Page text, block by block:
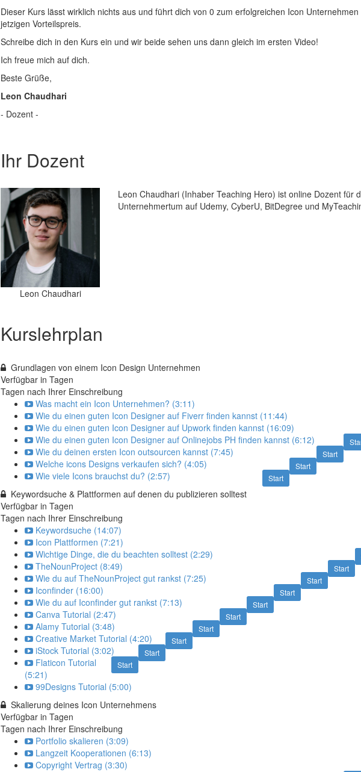
Dieser Kurs lässt wirklich nichts aus und führt dich von 0 zum erfolgreichen Icon
jetzigen Vorteilspreis.
Schreibe dich in den Kurs ein und wir beide sehen uns dann gleich im ersten Video!
Ich freue mich auf dich.
Beste Grüße,
Leon Chaudhari
- Dozent -
Ihr Dozent
Leon Chaudhari
Leon Chaudhari (Inhaber Teaching Hero) ist online Dozent für
Unternehmertum auf Udemy, CyberU, BitDegree und
Kurslehrplan
Grundlagen von einem Icon Design Unternehmen
Verfügbar in Tagen
Tagen nach Ihrer Einschreibung
Was macht ein Icon Unternehmen? (3:11)
Wie du einen guten Icon Designer auf Fiverr finden kannst (11:44)
Wie du einen guten Icon Designer auf Upwork finden kannst (16:09)
Wie du einen guten Icon Designer auf Onlinejobs PH finden kannst (6:12)
Start
Wie du deinen ersten Icon outsourcen kannst (7:45)
Start
Welche icons Designs verkaufen sich? (4:05)
Start
Wie viele Icons brauchst du? (2:57)
Keywordsuche & Plattformen auf denen du publizieren solltest
Verfügbar in Tagen
Tagen nach Ihrer Einschreibung
Keywordsuche (14:07)
Icon Plattformen (7:21)
Wichtige Dinge, die du beachten solltest (2:29)
Start
TheNounProject (8:49)
Start
Wie du auf TheNounProject gut rankst (7:25)
Start
Iconfinder (16:00)
Start
Wie du auf Iconfinder gut rankst (7:13)
Start
Canva Tutorial (2:47)
Start
Alamy Tutorial (3:48)
Start
Creative Market Tutorial (4:20)
Start
iStock Tutorial (3:02)
Start
Flaticon Tutorial
(5:21)
99Designs Tutorial (5:00)
Skalierung deines Icon Unternehmens
Verfügbar in Tagen
Tagen nach Ihrer Einschreibung
Portfolio skalieren (3:09)
Langzeit Kooperationen (6:13)
Copyright Vertrag (3:30)